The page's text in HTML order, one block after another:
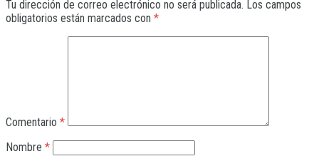
Tu dirección de correo electrónico no será publicada. Los campos
obligatorios están marcados con *
Comentario *
Nombre *